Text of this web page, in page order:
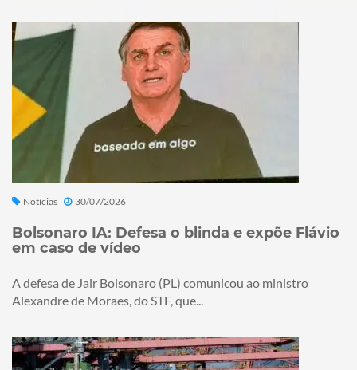
Notícias 30/07/2026
Bolsonaro IA: Defesa o blinda e expõe Flávio
em caso de vídeo
A defesa de Jair Bolsonaro (PL) comunicou ao ministro
Alexandre de Moraes, do STF, que...